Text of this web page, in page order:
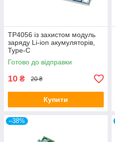
TP4056 із захистом модуль
заряду Li-ion акумуляторів,
Type-C
Готово до відправки
10 ₴ 20 ₴
Купити
–38%